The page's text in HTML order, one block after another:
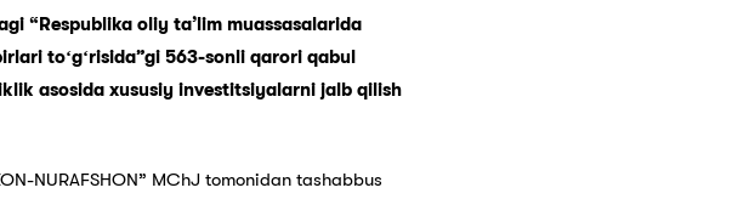
“Respublika oliy taʼlim muassasalarida
toʻgʻrisida”gi 563-sonli qarori qabul
asosida xususiy investitsiyalarni jalb qilish
NURAFSHON” MChJ tomonidan tashabbus